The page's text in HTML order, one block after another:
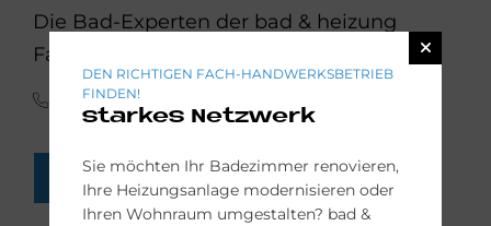
Die Bad-Experten der bad & heizung
Fachbetriebe helfen Ihnen gern weiter:
(0341) 30 85 45 65
FACH-HANDWERKER FINDEN
DEN RICHTIGEN FACH-HANDWERKSBETRIEB
FINDEN!
starkes Netzwerk
Sie möchten Ihr Badezimmer renovieren,
Ihre Heizungsanlage modernisieren oder
Ihren Wohnraum umgestalten? bad &